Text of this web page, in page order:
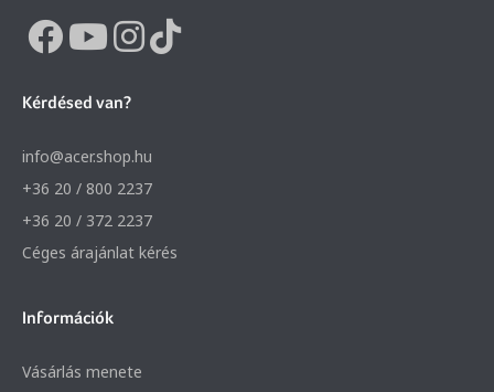
Kérdésed van?
info@acer.shop.hu
+36 20 / 800 2237
+36 20 / 372 2237
Céges árajánlat kérés
Információk
Vásárlás menete